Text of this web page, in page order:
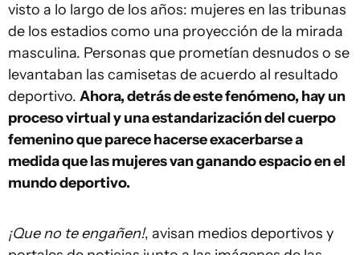
visto a lo largo de los años: mujeres en las tribunas
de los estadios como una proyección de la mirada
masculina. Personas que prometían desnudos o se
levantaban las camisetas de acuerdo al resultado
deportivo. Ahora, detrás de este fenómeno, hay un
proceso virtual y una estandarización del cuerpo
femenino que parece hacerse exacerbarse a
medida que las mujeres van ganando espacio en el
mundo deportivo.
¡Que no te engañen!, avisan medios deportivos y